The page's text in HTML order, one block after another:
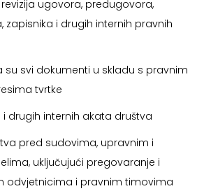
ugovora, predugovora,
zapisnika i drugih internih pravnih
su svi dokumenti u skladu s pravnim
tvrtke
i drugih internih akata društva
pred sudovima, upravnim i
uključujući pregovaranje i
odvjetnicima i pravnim timovima